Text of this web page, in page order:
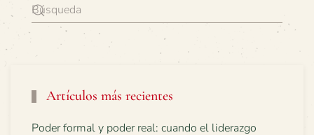
Artículos más recientes
Poder formal y poder real: cuando el liderazgo